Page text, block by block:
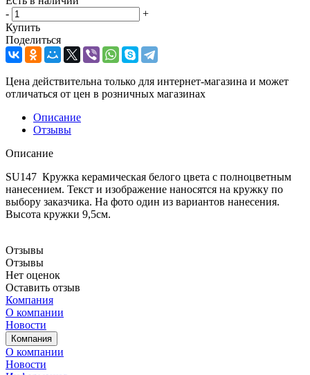
-
+
Купить
Поделиться
Цена действительна только для интернет-магазина и может
отличаться от цен в розничных магазинах
Описание
Отзывы
Описание
SU147 Кружка керамическая белого цвета с полноцветным
нанесением. Текст и изображение наносятся на кружку по
выбору заказчика. На фото один из вариантов нанесения.
Высота кружки 9,5см.
Отзывы
Отзывы
Нет оценок
Оставить отзыв
Компания
О компании
Новости
Компания
О компании
Новости